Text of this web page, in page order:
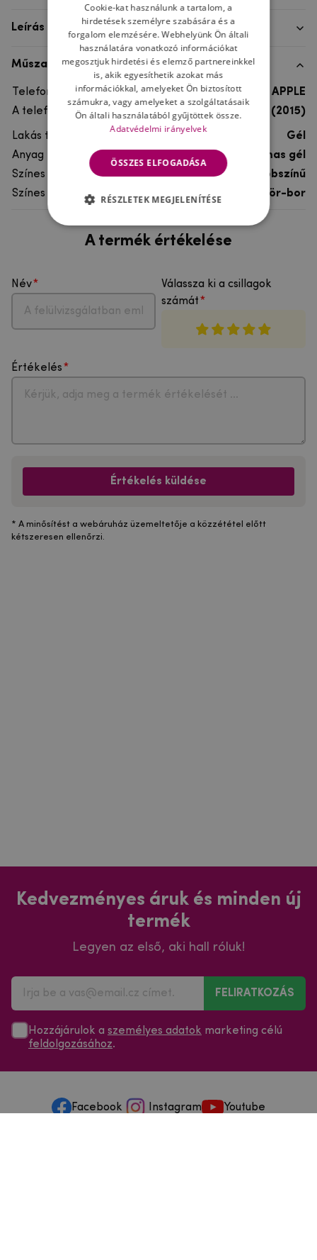
Leírás
Műszaki adatok
Telefon márka
APPLE
A telefonmodellhez
iPhone 5, 5S (2015)
Lakás típusa
Gél
Anyag
rugalmas gél
Színes
többszínű
Színes motívum
Sör-bor
A termék értékelése
Név
Válassza ki a csillagok
számát
Értékelés
Értékelés küldése
* A minősítést a webáruház üzemeltetője a közzététel előtt
kétszeresen ellenőrzi.
Kedvezményes áruk és minden új
termék
Legyen az első, aki hall róluk!
FELIRATKOZÁS
Hozzájárulok a személyes adatok marketing célú
feldolgozásához.
Facebook Instagram Youtube
Cookie-kat használunk a tartalom, a
hirdetések személyre szabására és a
forgalom elemzésére. Webhelyünk Ön általi
használatára vonatkozó információkat
megosztjuk hirdetési és elemző partnereinkkel
is, akik egyesíthetik azokat más
információkkal, amelyeket Ön biztosított
számukra, vagy amelyeket a szolgáltatásaik
Ön általi használatából gyűjtöttek össze.
Adatvédelmi irányelvek
ÖSSZES ELFOGADÁSA
RÉSZLETEK MEGJELENÍTÉSE